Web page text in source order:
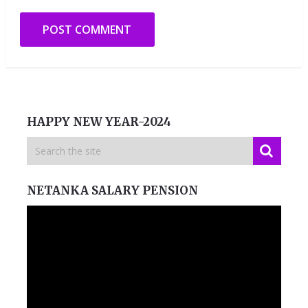
HAPPY NEW YEAR-2024
NETANKA SALARY PENSION